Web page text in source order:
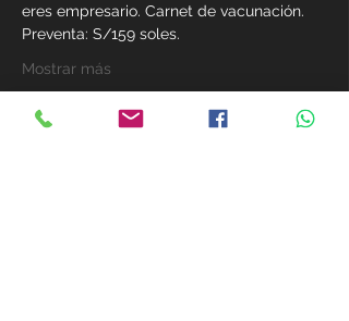
eres empresario. Carnet de vacunación.
Preventa: S/159 soles.
Mostrar más